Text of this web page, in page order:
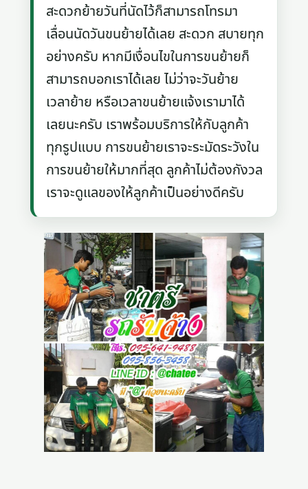
สะดวกย้ายวันที่นัดไว้ก็สามารถโทรมา
เลื่อนนัดวันขนย้ายได้เลย สะดวก สบายทุก
อย่างครับ หากมีเงื่อนไขในการขนย้ายก็
สามารถบอกเราได้เลย ไม่ว่าจะวันย้าย
เวลาย้าย หรือเวลาขนย้ายแจ้งเรามาได้
เลยนะครับ เราพร้อมบริการให้กับลูกค้า
ทุกรูปแบบ การขนย้ายเราจะระมัดระวังใน
การขนย้ายให้มากที่สุด ลูกค้าไม่ต้องกังวล
เราจะดูแลของให้ลูกค้าเป็นอย่างดีครับ